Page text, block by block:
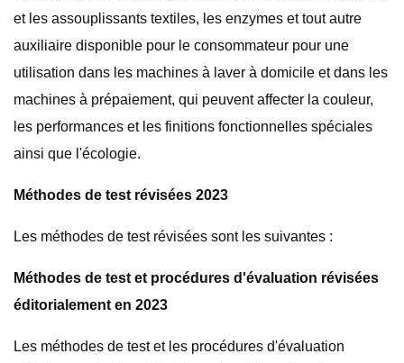
et les assouplissants textiles, les enzymes et tout autre
auxiliaire disponible pour le consommateur pour une
utilisation dans les machines à laver à domicile et dans les
machines à prépaiement, qui peuvent affecter la couleur,
les performances et les finitions fonctionnelles spéciales
ainsi que l'écologie.
Méthodes de test révisées 2023
Les méthodes de test révisées sont les suivantes :
Méthodes de test et procédures d'évaluation révisées
éditorialement en 2023
Les méthodes de test et les procédures d'évaluation